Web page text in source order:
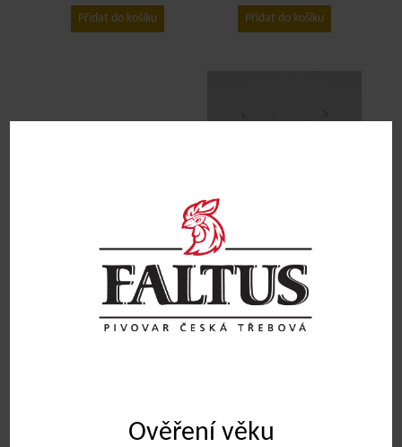
Ověření věku
Přidat do košíku Přidat do košíku
PIVNÍ SKLO 0,3L TYP 10
Pivní sklo 0,5l typ 19